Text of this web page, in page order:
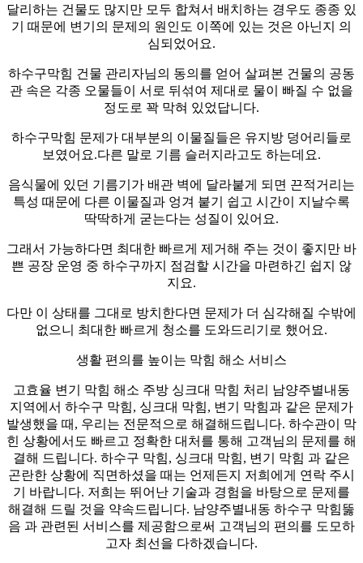
달리하는 건물도 많지만 모두 합쳐서 배치하는 경우도 종종 있
기 때문에 변기의 문제의 원인도 이쪽에 있는 것은 아닌지 의
심되었어요.
하수구막힘 건물 관리자님의 동의를 얻어 살펴본 건물의 공동
관 속은 각종 오물들이 서로 뒤섞여 제대로 물이 빠질 수 없을
정도로 꽉 막혀 있었답니다.
하수구막힘 문제가 대부분의 이물질들은 유지방 덩어리들로
보였어요.다른 말로 기름 슬러지라고도 하는데요.
음식물에 있던 기름기가 배관 벽에 달라붙게 되면 끈적거리는
특성 때문에 다른 이물질과 엉겨 붙기 쉽고 시간이 지날수록
딱딱하게 굳는다는 성질이 있어요.
그래서 가능하다면 최대한 빠르게 제거해 주는 것이 좋지만 바
쁜 공장 운영 중 하수구까지 점검할 시간을 마련하긴 쉽지 않
지요.
다만 이 상태를 그대로 방치한다면 문제가 더 심각해질 수밖에
없으니 최대한 빠르게 청소를 도와드리기로 했어요.
생활 편의를 높이는 막힘 해소 서비스
고효율 변기 막힘 해소 주방 싱크대 막힘 처리 남양주별내동
지역에서 하수구 막힘, 싱크대 막힘, 변기 막힘과 같은 문제가
발생했을 때, 우리는 전문적으로 해결해드립니다. 하수관이 막
힌 상황에서도 빠르고 정확한 대처를 통해 고객님의 문제를 해
결해 드립니다. 하수구 막힘, 싱크대 막힘, 변기 막힘 과 같은
곤란한 상황에 직면하셨을 때는 언제든지 저희에게 연락 주시
기 바랍니다. 저희는 뛰어난 기술과 경험을 바탕으로 문제를
해결해 드릴 것을 약속드립니다. 남양주별내동 하수구 막힘뚫
음 과 관련된 서비스를 제공함으로써 고객님의 편의를 도모하
고자 최선을 다하겠습니다.